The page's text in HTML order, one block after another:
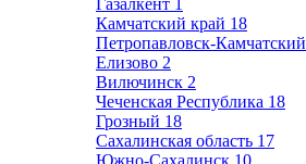
Газалкент 1
Камчатский край 18
Петропавловск-Камчатский
Елизово 2
Вилючинск 2
Чеченская Республика 18
Грозный 18
Сахалинская область 17
Южно-Сахалинск 10